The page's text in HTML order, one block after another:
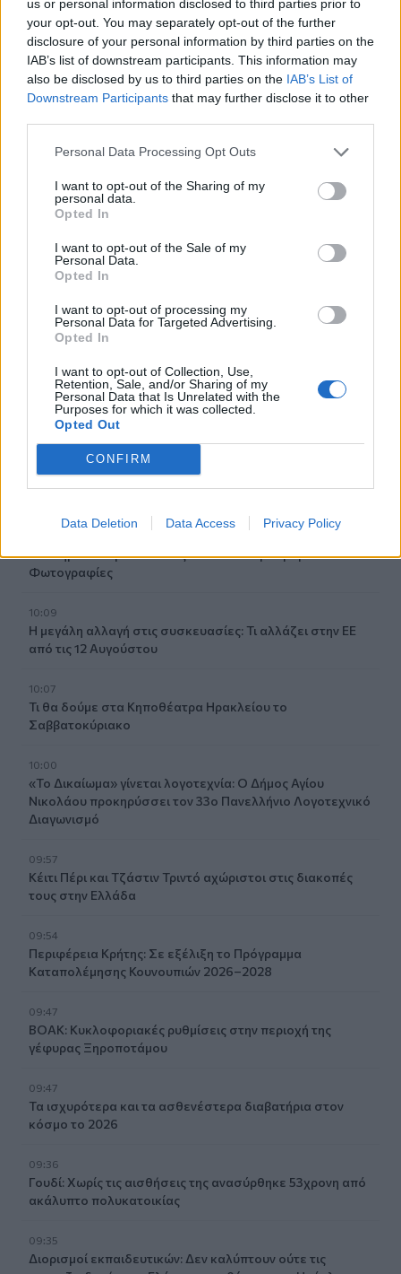
us or personal information disclosed to third parties prior to
your opt-out. You may separately opt-out of the further
disclosure of your personal information by third parties on the
IAB’s list of downstream participants. This information may
also be disclosed by us to third parties on the IAB’s List of
Downstream Participants that may further disclose it to other
Personal Data Processing Opt Outs
I want to opt-out of the Sharing of my
personal data.
Opted In
I want to opt-out of the Sale of my
Personal Data.
Opted In
I want to opt-out of processing my
Personal Data for Targeted Advertising.
Opted In
I want to opt-out of Collection, Use,
Retention, Sale, and/or Sharing of my
Personal Data that Is Unrelated with the
Purposes for which it was collected.
Opted Out
CONFIRM
Data Deletion Data Access Privacy Policy
10:57
Τροχαίο στις Σέρρες: «Διαλύθηκαν» τα αυτοκίνητα από
τη μετωπική σύγκρουση
10:46
10:39
οικονομικό κόστος
Εξιχνιάστηκαν δύο εμπρησμοί στο Ρέθυμνο - Δικογραφία
σε βάρος δύο ανδρών
10:36
Εκ περιτροπής η κυκλοφορία έξω από το ΙΤΕ λόγω των
έργων για το νέο πεζοδρόμιο (video)
10:26
Στα Χανιά ο Κυριάκος Μητσοτάκης
10:17
Προσοχή! Ο ΕΦΚΑ… δαγκώνει τους ανυποψίαστους
πολίτες!
συστήματα αεροναυτιλίας του νέου αεροδρομίου -
Φωτογραφίες
10:09
Η μεγάλη αλλαγή στις συσκευασίες: Τι αλλάζει στην ΕΕ
από τις 12 Αυγούστου
10:07
Τι θα δούμε στα Κηποθέατρα Ηρακλείου το
Σαββατοκύριακο
10:00
«Το Δικαίωμα» γίνεται λογοτεχνία: Ο Δήμος Αγίου
Νικολάου προκηρύσσει τον 33ο Πανελλήνιο Λογοτεχνικό
Διαγωνισμό
09:57
Κέιτι Πέρι και Τζάστιν Τριντό αχώριστοι στις διακοπές
τους στην Ελλάδα
09:54
Περιφέρεια Κρήτης: Σε εξέλιξη το Πρόγραμμα
Καταπολέμησης Κουνουπιών 2026–2028
09:47
ΒΟΑΚ: Κυκλοφοριακές ρυθμίσεις στην περιοχή της
γέφυρας Ξηροποτάμου
09:47
Τα ισχυρότερα και τα ασθενέστερα διαβατήρια στον
κόσμο το 2026
09:36
Γουδί: Χωρίς τις αισθήσεις της ανασύρθηκε 53χρονη από
ακάλυπτο πολυκατοικίας
09:35
Διορισμοί εκπαιδευτικών: Δεν καλύπτουν ούτε τις